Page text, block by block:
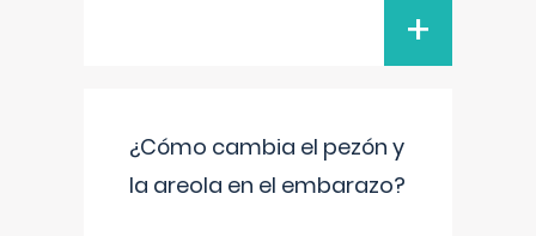
+
¿Cómo cambia el pezón y
la areola en el embarazo?